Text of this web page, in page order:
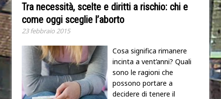
Tra necessità, scelte e diritti a rischio: chi e
come oggi sceglie l’aborto
23 febbraio 2015
Cosa significa rimanere
incinta a vent’anni? Quali
sono le ragioni che
possono portare a
decidere di tenere il